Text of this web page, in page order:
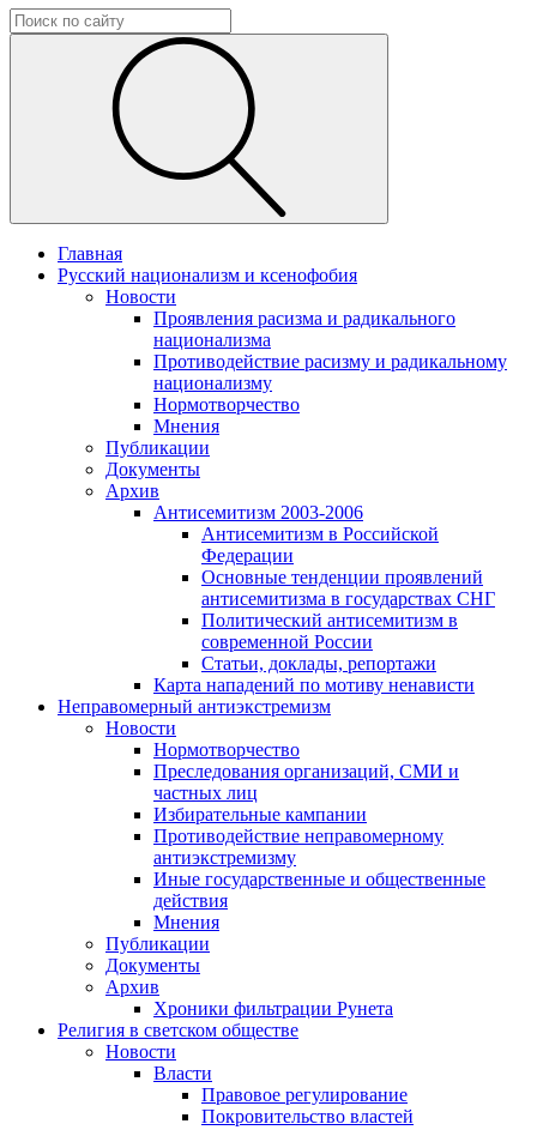
Главная
Русский национализм и ксенофобия
Новости
Проявления расизма и радикального
национализма
Противодействие расизму и радикальному
национализму
Нормотворчество
Мнения
Публикации
Документы
Архив
Антисемитизм 2003-2006
Антисемитизм в Российской
Федерации
Основные тенденции проявлений
антисемитизма в государствах СНГ
Политический антисемитизм в
современной России
Статьи, доклады, репортажи
Карта нападений по мотиву ненависти
Неправомерный антиэкстремизм
Новости
Нормотворчество
Преследования организаций, СМИ и
частных лиц
Избирательные кампании
Противодействие неправомерному
антиэкстремизму
Иные государственные и общественные
действия
Мнения
Публикации
Документы
Архив
Хроники фильтрации Рунета
Религия в светском обществе
Новости
Власти
Правовое регулирование
Покровительство властей